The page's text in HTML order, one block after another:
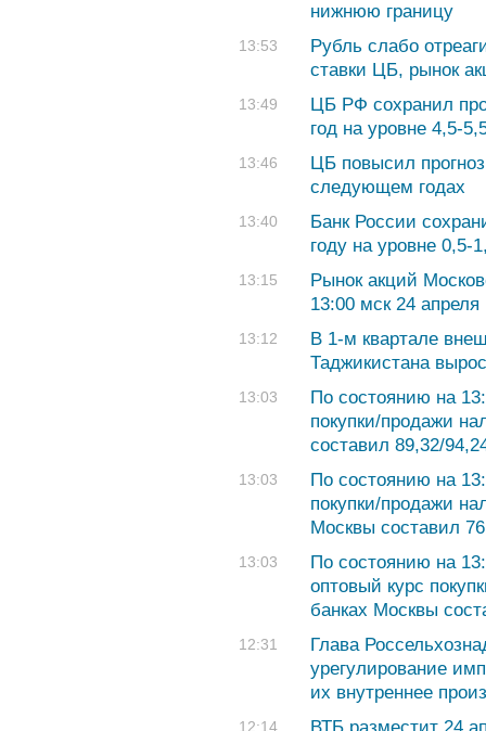
нижнюю границу
13:53
Рубль слабо
ставки ЦБ, рынок
13:49
ЦБ РФ сохранил
год на уровне 4,5-
13:46
ЦБ повысил
следующем годах
13:40
Банк России
году на уровне 0,5-
13:15
Рынок акций
13:00 мск 24 апреля
13:12
В 1-м квартале
Таджикистана
13:03
По состоянию на
покупки/продажи
составил 89,32/
13:03
По состоянию на
покупки/продажи
Москвы составил
13:03
По состоянию на
оптовый курс
банках Москвы
12:31
Глава
урегулирование
их внутреннее
12:14